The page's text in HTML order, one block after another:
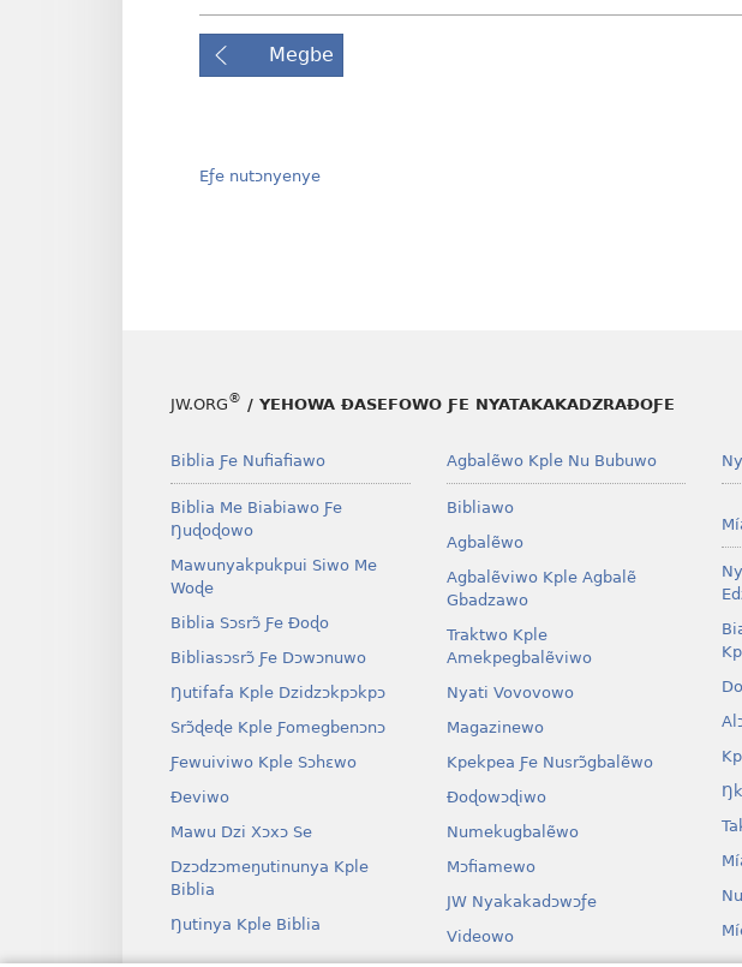
Megbe
Eƒe nutɔnyenye
JW.ORG® / YEHOWA ƉASEFOWO ƑE NYATAKAKADZRAƉOƑE
Biblia Ƒe Nufiafiawo
Biblia Me Biabiawo Ƒe
Ŋuɖoɖowo
Mawunyakpukpui Siwo Me
Woɖe
Biblia Sɔsrɔ̃ Ƒe Ðoɖo
Bibliasɔsrɔ̃ Ƒe Dɔwɔnuwo
Ŋutifafa Kple Dzidzɔkpɔkpɔ
Srɔ̃ɖeɖe Kple Ƒomegbenɔnɔ
Ƒewuiviwo Kple Sɔhɛwo
Ðeviwo
Mawu Dzi Xɔxɔ Se
Dzɔdzɔmeŋutinunya Kple
Biblia
Ŋutinya Kple Biblia
Agbalẽwo Kple Nu Bubuwo
Bibliawo
Agbalẽwo
Agbalẽviwo Kple Agbalẽ
Gbadzawo
Traktwo Kple
Amekpegbalẽviwo
Nyati Vovovowo
Magazinewo
Kpekpea Ƒe Nusrɔ̃gbalẽwo
Ðoɖowɔɖiwo
Numekugbalẽwo
Mɔfiamewo
JW Nyakakadɔwɔƒe
Videowo